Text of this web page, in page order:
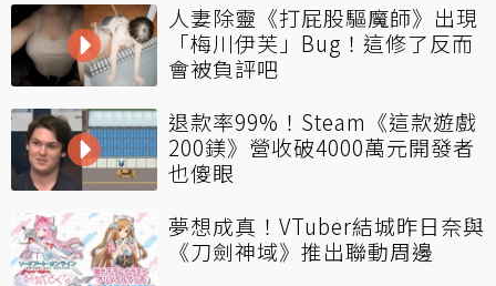
人妻除靈《打屁股驅魔師》出現
「梅川伊芙」Bug！這修了反而
會被負評吧
退款率99%！Steam《這款遊戲
200鎂》營收破4000萬元開發者
也傻眼
夢想成真！VTuber結城昨日奈與
《刀劍神域》推出聯動周邊